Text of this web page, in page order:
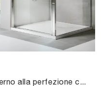
Arreda il bagno di casa moderno alla perfezione con Linea, box doccia e complementi in vetro di Vismaravetro.